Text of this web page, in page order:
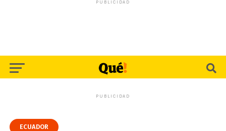
PUBLICIDAD
PUBLICIDAD
ECUADOR